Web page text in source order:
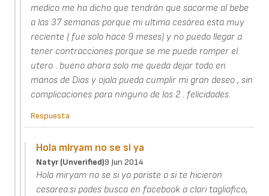
medico me ha dicho que tendrán que sacarme al bebe
a las 37 semanas porque mi ultima cesárea esta muy
reciente ( fue solo hace 9 meses) y no puedo llegar a
tener contracciones porque se me puede romper el
utero . bueno ahora solo me queda dejar todo en
manos de Dios y ojala pueda cumplir mi gran deseo , sin
complicaciones para ninguno de los 2 . felicidades.
Respuesta
Hola miryam no se si ya
Natyr (unverified)9 Jun 2014
Hola miryam no se si ya pariste o si te hicieron
cesarea.si podes busca en facebook a clari tagliafico,